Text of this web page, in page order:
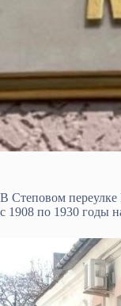
В Степовом переулке
с 1908 по 1930 годы